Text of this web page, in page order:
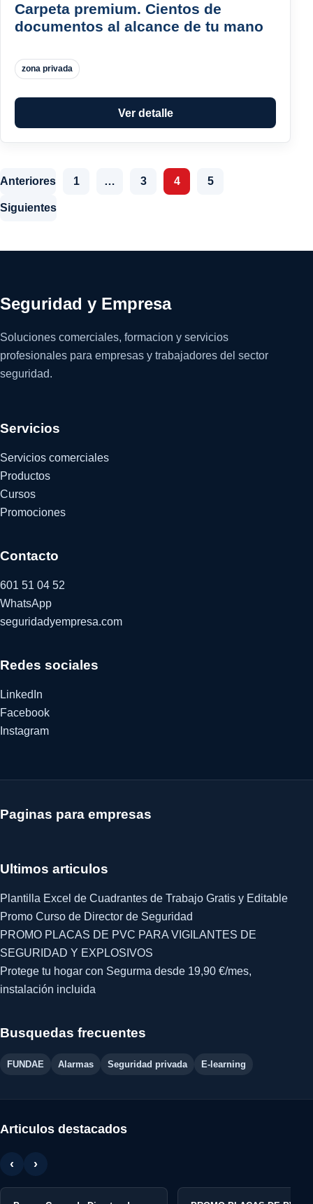
Carpeta premium. Cientos de
documentos al alcance de tu mano
zona privada
Ver detalle
Paginación de entradas
Anteriores 1 … 3 4 5
Siguientes
Seguridad y Empresa
Soluciones comerciales, formacion y servicios
profesionales para empresas y trabajadores del sector
seguridad.
Servicios
Servicios comerciales
Productos
Cursos
Promociones
Contacto
601 51 04 52
WhatsApp
seguridadyempresa.com
Redes sociales
LinkedIn
Facebook
Instagram
Paginas para empresas
Ultimos articulos
Plantilla Excel de Cuadrantes de Trabajo Gratis y Editable
Promo Curso de Director de Seguridad
PROMO PLACAS DE PVC PARA VIGILANTES DE
SEGURIDAD Y EXPLOSIVOS
Protege tu hogar con Segurma desde 19,90 €/mes,
instalación incluida
Busquedas frecuentes
FUNDAE Alarmas Seguridad privada E-learning
Articulos destacados
‹ ›